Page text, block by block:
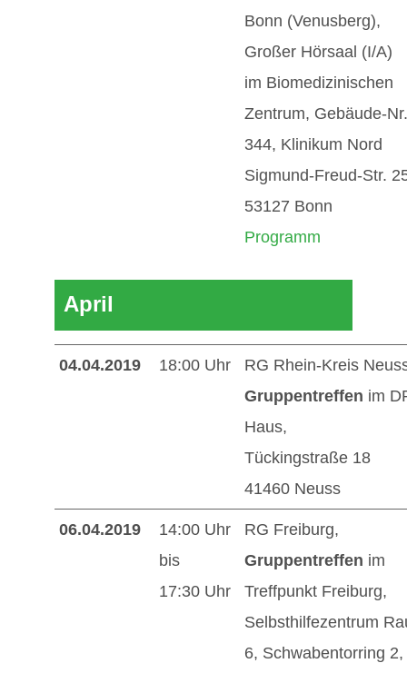
Bonn (Venusberg),
Großer Hörsaal (I/A)
im Biomedizinischen
Zentrum, Gebäude-Nr.
344, Klinikum Nord
Sigmund-Freud-Str.
53127 Bonn
Programm
April
04.04.2019 18:00 Uhr
RG Rhein-Kreis
Gruppentreffen im
Haus,
Tückingstraße 18
41460 Neuss
06.04.2019
14:00 Uhr
bis
17:30 Uhr
RG Freiburg,
Gruppentreffen im
Treffpunkt Freiburg,
Selbsthilfezentrum
6, Schwabentorring 2,